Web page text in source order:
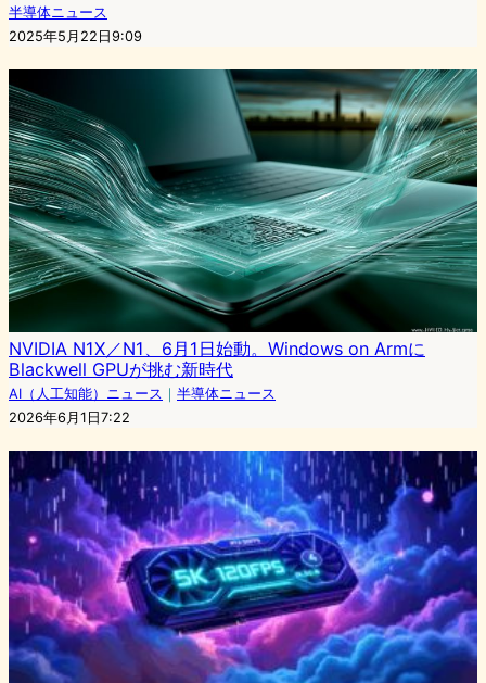
半導体ニュース
2025年5月22日9:09
NVIDIA N1X／N1、6月1日始動。Windows on Armに
Blackwell GPUが挑む新時代
AI（人工知能）ニュース ｜ 半導体ニュース
2026年6月1日7:22